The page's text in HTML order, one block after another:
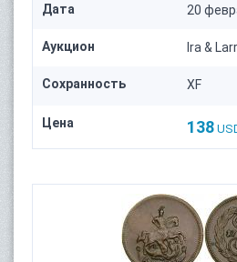
Дата 20
Аукцион Ira &
Сохранность XF
Цена 138